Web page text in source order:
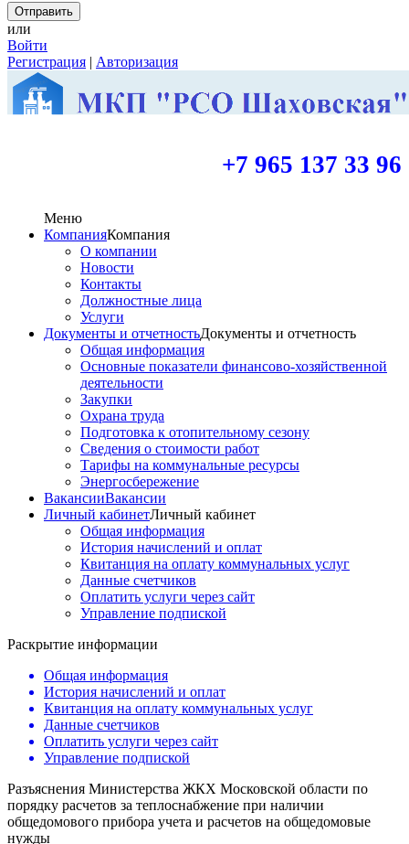
или
Войти
Регистрация | Авторизация
+7 965 137 33 96
Меню
КомпанияКомпания
О компании
Новости
Контакты
Должностные лица
Услуги
Документы и отчетностьДокументы и отчетность
Общая информация
Основные показатели финансово-хозяйственной
деятельности
Закупки
Охрана труда
Подготовка к отопительному сезону
Сведения о стоимости работ
Тарифы на коммунальные ресурсы
Энергосбережение
ВакансииВакансии
Личный кабинетЛичный кабинет
Общая информация
История начислений и оплат
Квитанция на оплату коммунальных услуг
Данные счетчиков
Оплатить услуги через сайт
Управление подпиской
Раскрытие информации
Общая информация
История начислений и оплат
Квитанция на оплату коммунальных услуг
Данные счетчиков
Оплатить услуги через сайт
Управление подпиской
Разъяснения Министерства ЖКХ Московской области по
порядку расчетов за теплоснабжение при наличии
общедомового прибора учета и расчетов на общедомовые
нужды